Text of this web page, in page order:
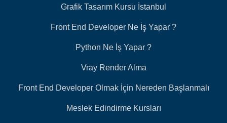
Grafik Tasarım Kursu İstanbul
Front End Developer Ne İş Yapar ?
Python Ne İş Yapar ?
Vray Render Alma
Front End Developer Olmak İçin Nereden Başlanmalı
Meslek Edindirme Kursları